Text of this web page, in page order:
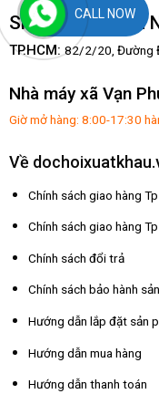
Showroom Miền
TP.HCM:82/2/20, Đường
Nhà máy xã Vạn
Giờ mở hàng: 8:00-17:30
Về
Chính sách giao hàng
Chính sách giao hàng
Chính sách đổi trả
Chính sách bảo hành
Hướng dẫn lắp đặt sản
Hướng dẫn mua hàng
Hướng dẫn thanh toán
CALL NOW